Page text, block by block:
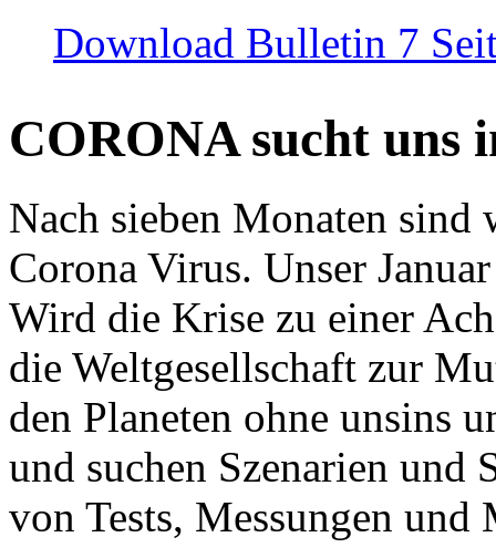
Download Bulletin 7
CORONA sucht uns
Nach sieben Monaten
Corona Virus. Unser
Wird die Krise zu einer
die Weltgesellschaft zur
den Planeten ohne unsins
und suchen Szenarien und
von Tests, Messungen und